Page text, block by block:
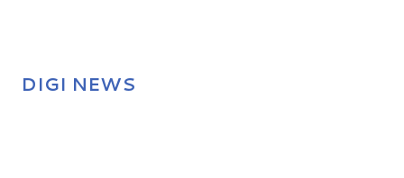
DIGI NEWS